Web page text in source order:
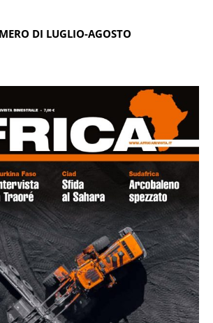
DI LUGLIO-AGOSTO